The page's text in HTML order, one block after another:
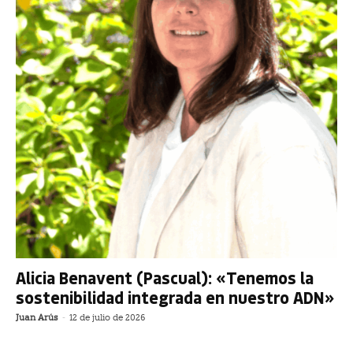
Alicia Benavent (Pascual): «Tenemos la
sostenibilidad integrada en nuestro ADN»
Juan Arús - 12 de julio de 2026